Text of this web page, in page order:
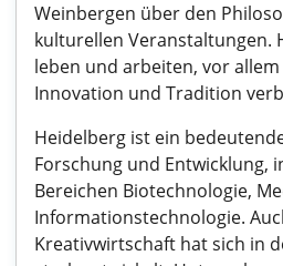
Weinbergen über den
kulturellen Veranstaltungen.
leben und arbeiten, vor
Innovation und Tradition
Heidelberg ist ein
Forschung und Entwicklung,
Bereichen Biotechnologie,
Informationstechnologie.
Kreativwirtschaft hat sich in